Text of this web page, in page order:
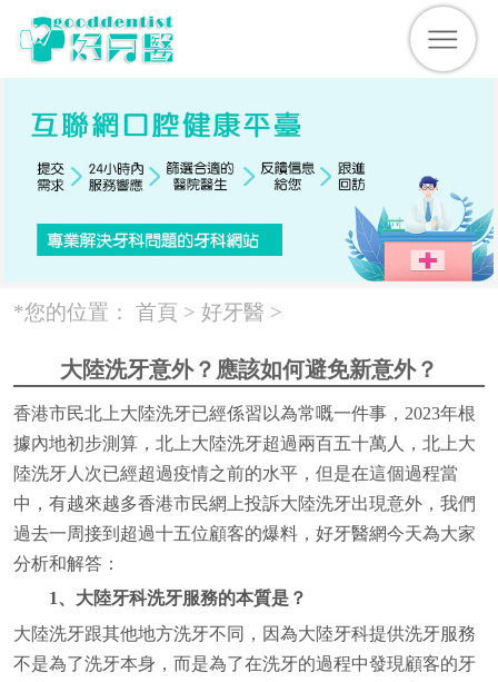
*您的位置： 首頁 > 好牙醫 >
大陸洗牙意外？應該如何避免新意外？
香港市民北上大陸洗牙已經係習以為常嘅一件事，2023年根
據內地初步測算，北上大陸洗牙超過兩百五十萬人，北上大
陸洗牙人次已經超過疫情之前的水平，但是在這個過程當
中，有越來越多香港市民網上投訴大陸洗牙出現意外，我們
過去一周接到超過十五位顧客的爆料，好牙醫網今天為大家
分析和解答：
1、大陸牙科洗牙服務的本質是？
大陸洗牙跟其他地方洗牙不同，因為大陸牙科提供洗牙服務
不是為了洗牙本身，而是為了在洗牙的過程中發現顧客的牙